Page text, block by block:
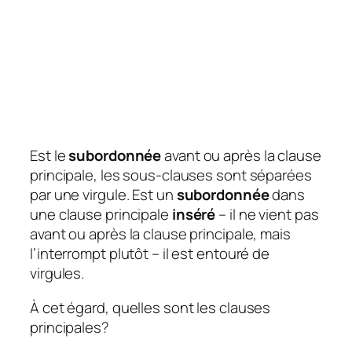
Est lesubordonnéeavant ou après la clause
principale, les sous-clauses sont séparées
par une virgule. Est unsubordonnéedans
une clause principale inséré– il ne vient pas
avant ou après la clause principale, mais
l’interrompt plutôt – il est entouré de
virgules.
À cet égard, quelles sont les clauses
principales?